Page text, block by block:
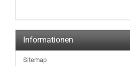
Informationen
Sitemap